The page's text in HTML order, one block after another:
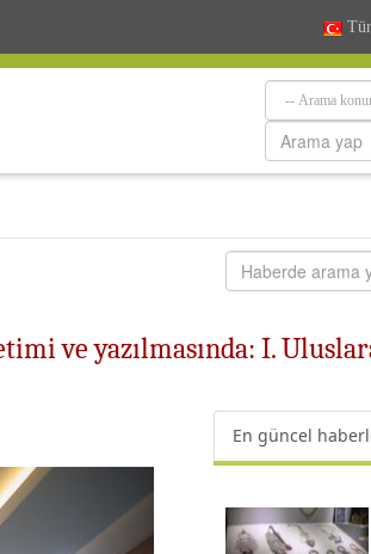
ve yazılmasında: I.
En güncel